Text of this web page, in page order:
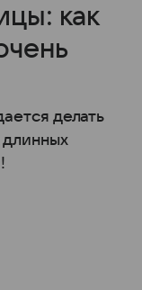
как
делать